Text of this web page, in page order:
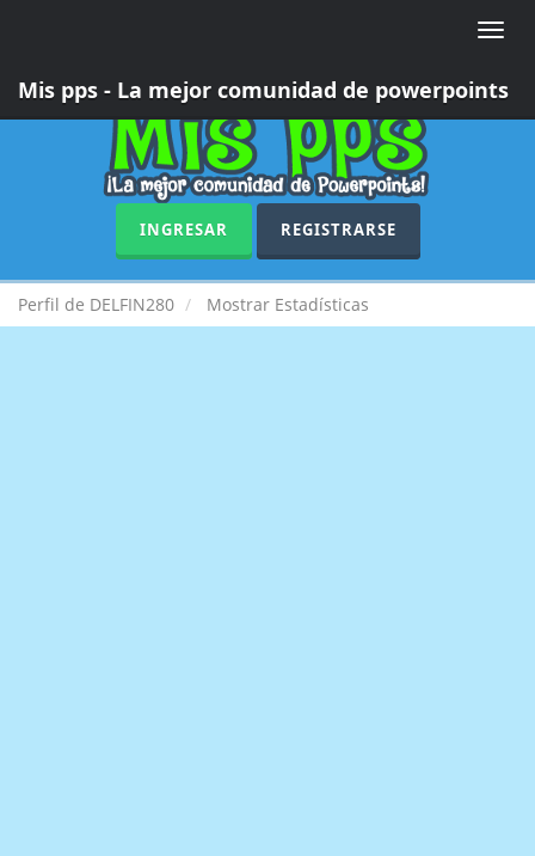
Toggle
Mis pps - La mejor comunidad de powerpoints
INGRESAR REGISTRARSE
Perfil de DELFIN280 Mostrar Estadísticas